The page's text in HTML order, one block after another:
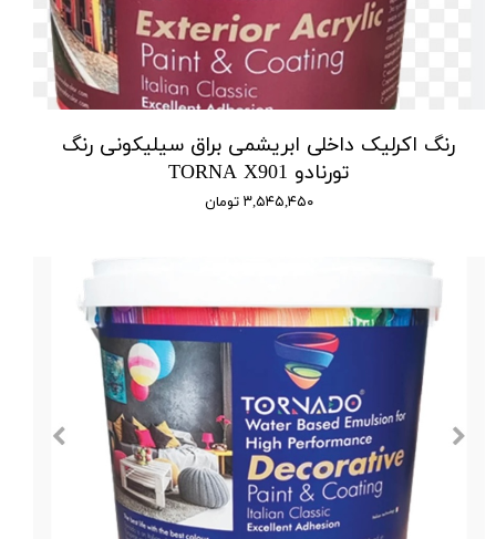
رنگ اکرلیک داخلی ابریشمی براق سیلیکونی رنگ
تورنادو TORNA X901
۳,۵۴۵,۴۵۰ تومان